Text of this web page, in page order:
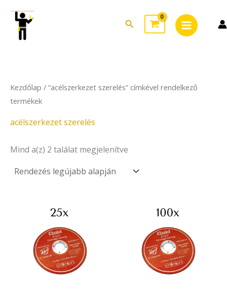
content
Search
Menu
Kezdőlap / “acélszerkezet szerelés” címkével rendelkező
termékek
acélszerkezet szerelés
Mind a(z) 2 találat megjelenítve
latest